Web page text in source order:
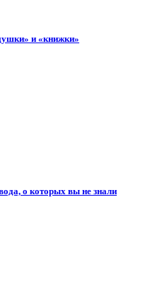
и «книжки»
о которых вы не знали